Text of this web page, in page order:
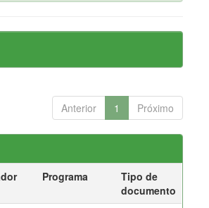
Anterior 1 Próximo
Programa
Tipo de
documento